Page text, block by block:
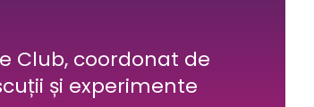
Club, coordonat de
și experimente